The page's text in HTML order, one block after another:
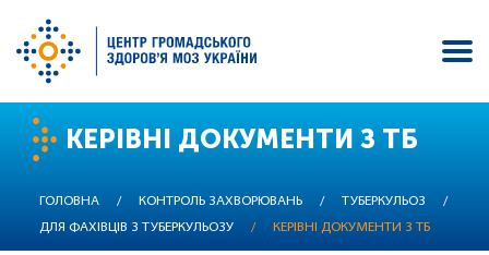
Перейти
вмісту
КЕРІВНІ ДОКУМЕНТИ З ТБ
ГОЛОВНА / КОНТРОЛЬ ЗАХВОРЮВАНЬ / ТУБЕРКУЛЬОЗ
/
ДЛЯ ФАХІВЦІВ З ТУБЕРКУЛЬОЗУ
/ КЕРІВНІ ДОКУМЕНТИ З ТБ